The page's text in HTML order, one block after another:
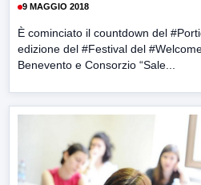
9 MAGGIO 2018
È cominciato il countdown del
edizione del #Festival del
Benevento e Consorzio “Sale...